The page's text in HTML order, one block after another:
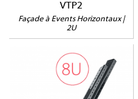
VTP2
Façade à Events Horizontaux |
2U